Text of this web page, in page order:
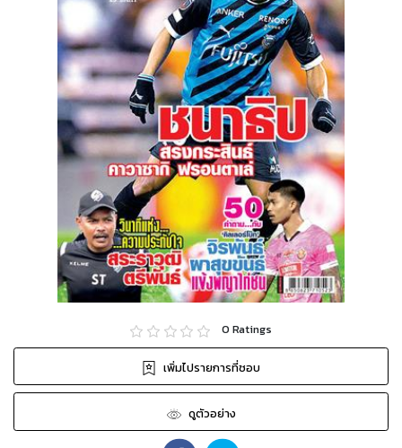
0 Ratings
เพิ่มไปรายการที่ชอบ
ดูตัวอย่าง